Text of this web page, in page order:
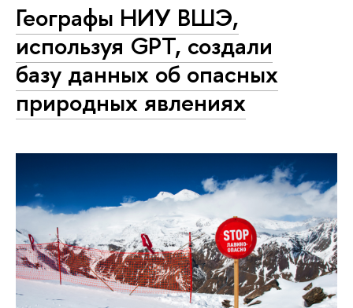
Географы НИУ ВШЭ,
используя GPT, создали
базу данных об опасных
природных явлениях